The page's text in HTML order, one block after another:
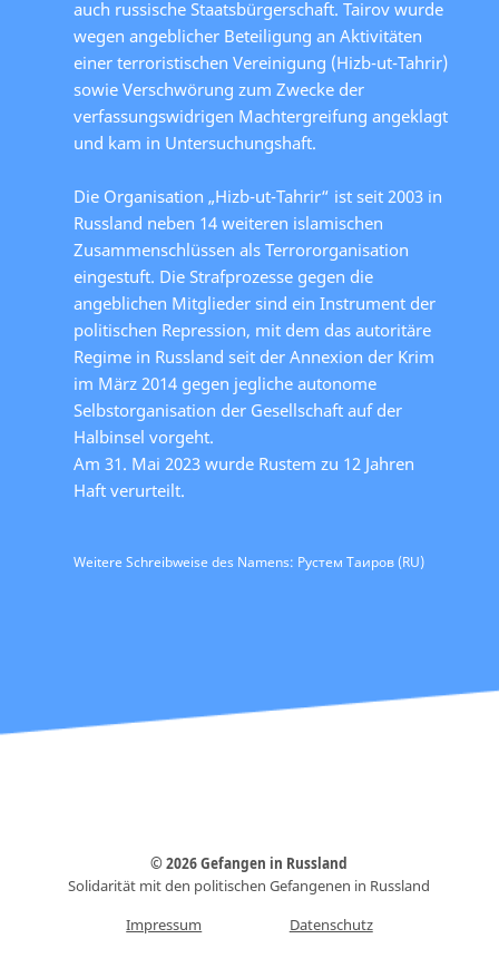
auch russische Staatsbürgerschaft. Tairov wurde
wegen angeblicher Beteiligung an Aktivitäten
einer terroristischen Vereinigung (Hizb-ut-Tahrir)
sowie Verschwörung zum Zwecke der
verfassungswidrigen Machtergreifung angeklagt
und kam in Untersuchungshaft.
Die Organisation „Hizb-ut-Tahrir“ ist seit 2003 in
Russland neben 14 weiteren islamischen
Zusammenschlüssen als Terrororganisation
eingestuft. Die Strafprozesse gegen die
angeblichen Mitglieder sind ein Instrument der
politischen Repression, mit dem das autoritäre
Regime in Russland seit der Annexion der Krim
im März 2014 gegen jegliche autonome
Selbstorganisation der Gesellschaft auf der
Halbinsel vorgeht.
Am 31. Mai 2023 wurde Rustem zu 12 Jahren
Haft verurteilt.
Weitere Schreibweise des Namens: Рустем Таиров (RU)
© 2026 Gefangen in Russland
Solidarität mit den politischen Gefangenen in Russland
Impressum
Datenschutz